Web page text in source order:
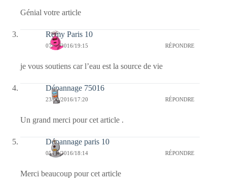
Génial votre article
Remy Paris 10
07/10/2016/19:15 RÉPONDRE
je vous soutiens car l’eau est la source de vie
Dépannage 75016
23/09/2016/17:20 RÉPONDRE
Un grand merci pour cet article .
Dépannage paris 10
05/09/2016/18:14 RÉPONDRE
Merci beaucoup pour cet article